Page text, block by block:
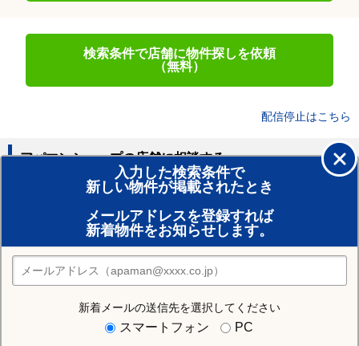
検索条件で店舗に物件探しを依頼
（無料）
配信停止はこちら
入力した検索条件で
新しい物件が掲載されたとき
メールアドレスを登録すれば
新着物件をお知らせします。
新着メールの送信先を選択してください
スマートフォン PC
アパマンショップの店舗に相談する
賃貸のプロがお部屋探し！
おまかせ物件リクエスト
住みたい街の店舗を探す
店舗検索